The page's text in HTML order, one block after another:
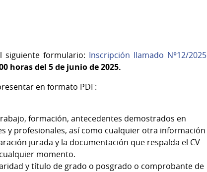
siguiente formulario: Inscripción llamado Nº12/2025
horas del 5 de junio de 2025.
en formato PDF:
formación, antecedentes demostrados en
y profesionales, así como cualquier otra información
jurada y la documentación que respalda el CV
momento.
y título de grado o posgrado o comprobante de